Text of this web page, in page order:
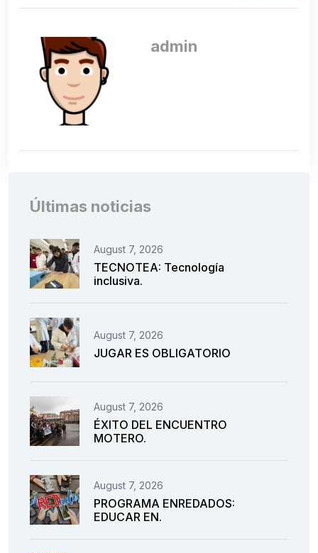
admin
Últimas noticias
August 7, 2026
TECNOTEA: Tecnología
inclusiva.
August 7, 2026
JUGAR ES OBLIGATORIO
August 7, 2026
ÉXITO DEL ENCUENTRO
MOTERO.
August 7, 2026
PROGRAMA ENREDADOS:
EDUCAR EN.